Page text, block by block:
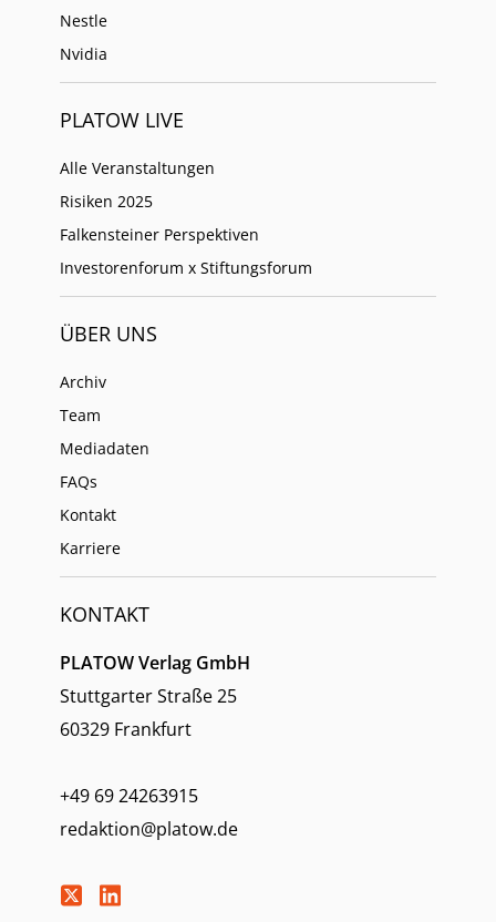
Nestle
Nvidia
PLATOW LIVE
Alle Veranstaltungen
Risiken 2025
Falkensteiner Perspektiven
Investorenforum x Stiftungsforum
ÜBER UNS
Archiv
Team
Mediadaten
FAQs
Kontakt
Karriere
KONTAKT
PLATOW Verlag GmbH
Stuttgarter Straße 25
60329 Frankfurt
+49 69 24263915
redaktion@platow.de